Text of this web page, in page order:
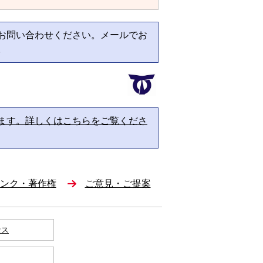
問い合わせください。メールでお
す。詳しくはこちらをご覧くださ
ク・著作権 ご意見・ご提案